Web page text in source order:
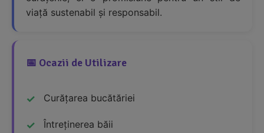
viață sustenabil și responsabil.
📅 Ocazii de Utilizare
Curățarea bucătăriei
Întreținerea băii